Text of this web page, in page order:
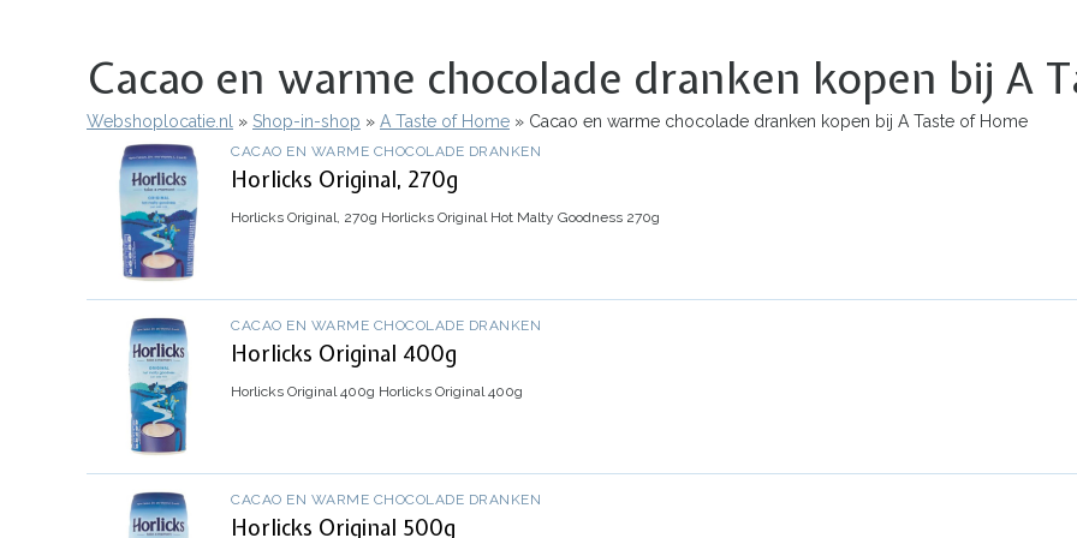
Cacao en warme chocolade dranken kopen bij A
Kruimelpad
Webshoplocatie.nl Shop-in-shop A Taste of Home Cacao en warme chocolade dranken kopen bij A Taste of Home
CACAO EN WARME CHOCOLADE DRANKEN
Horlicks Original, 270g
Horlicks Original, 270g Horlicks Original Hot Malty Goodness 270g
CACAO EN WARME CHOCOLADE DRANKEN
Horlicks Original 400g
Horlicks Original 400g Horlicks Original 400g
CACAO EN WARME CHOCOLADE DRANKEN
Horlicks Original 500g